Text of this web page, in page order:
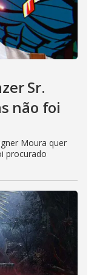
Sr.
não foi
Moura quer
procurado